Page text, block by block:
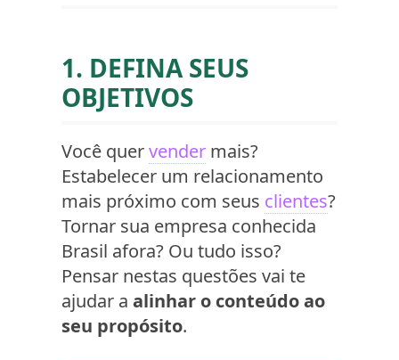
1. DEFINA SEUS
OBJETIVOS
Você quervender mais?
Estabelecer um relacionamento
mais próximo com seus clientes?
Tornar sua empresa conhecida
Brasil afora? Ou tudo isso?
Pensar nestas questões vai te
ajudar a alinhar o conteúdo ao
seu propósito.